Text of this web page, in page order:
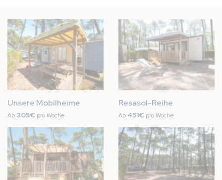
Bild
Unsere Mobilheime
Ab 305€ pro Woche
Bild
Resasol-Reihe
Ab 451€ pro Woche
Bild Bild